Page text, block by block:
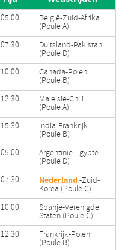
05:00 België-Zuid-Afrika
(Poule A)
07:30 Duitsland-Pakistan
(Poule D)
10:00 Canada-Polen
(Poule B)
12:30 Maleisië-Chili
(Poule A)
15:30 India-Frankrijk
(Poule B)
05:00 Argentinië-Egypte
(Poule D)
07:30 Nederland-Zuid-
Korea (Poule C)
10:00 Spanje-Verenigde
Staten (Poule C)
12:30 Frankrijk-Polen
(Poule B)